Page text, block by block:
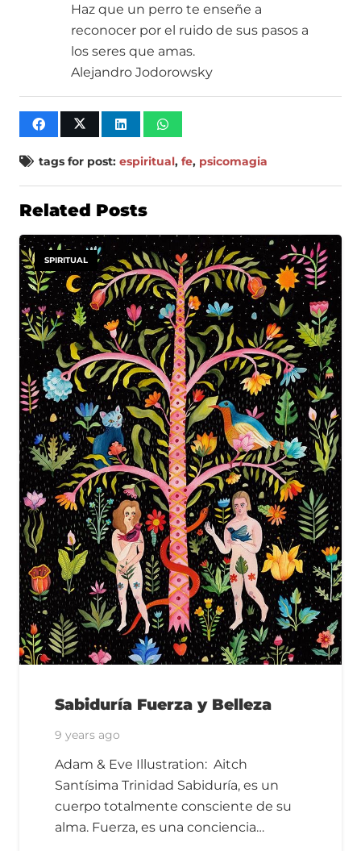
Haz que un perro te enseñe a
reconocer por el ruido de sus pasos a
los seres que amas.
Alejandro Jodorowsky
tags for post: espiritual, fe, psicomagia
Related Posts
SPIRITUAL
Sabiduría Fuerza y Belleza
9 years ago
Adam & Eve Illustration: Aitch
Santísima Trinidad Sabiduría, es un
cuerpo totalmente consciente de su
alma. Fuerza, es una conciencia…